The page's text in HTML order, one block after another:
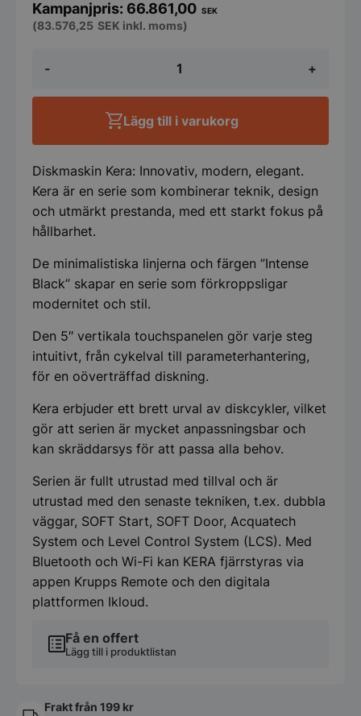
-
Krupps,
mängd
+
66.861,00 SEK
(83.576,25 SEK inkl. moms)
Få en offert
Lägg till i produktlistan
Lägg till i varukorg
Diskmaskin Kera: Innovativ, modern, elegant.
Kera är en serie som kombinerar teknik, design
och utmärkt prestanda, med ett starkt fokus på
hållbarhet.
De minimalistiska linjerna och färgen ”Intense
Black” skapar en serie som förkroppsligar
modernitet och stil.
Den 5″ vertikala touchspanelen gör varje steg
intuitivt, från cykelval till parameterhantering,
för en oöverträffad diskning.
Kera erbjuder ett brett urval av diskcykler, vilket
gör att serien är mycket anpassningsbar och
kan skräddarsys för att passa alla behov.
Serien är fullt utrustad med tillval och är
utrustad med den senaste tekniken, t.ex. dubbla
väggar, SOFT Start, SOFT Door, Acquatech
System och Level Control System (LCS). Med
Bluetooth och Wi-Fi kan KERA fjärrstyras via
appen Krupps Remote och den digitala
plattformen Ikloud.
Frakt från 199 kr